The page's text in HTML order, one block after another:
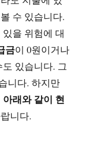
수 있습니다.
을 위험에 대
금이 0원이거나
있습니다. 그
니다. 하지만
아래와 같이 현
니다.